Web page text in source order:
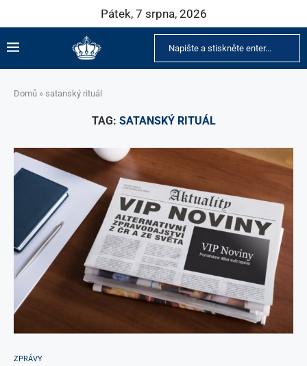
Pátek, 7 srpna, 2026
Domů » satanský rituál
TAG: SATANSKÝ RITUÁL
ZPRÁVY